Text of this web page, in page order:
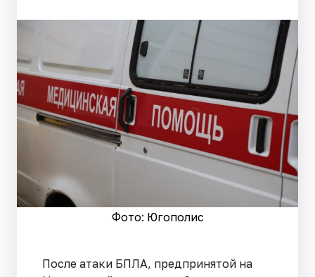
Фото: Югополис
После атаки БПЛА, предпринятой на